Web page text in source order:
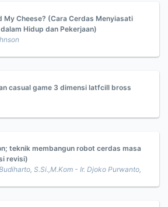
My Cheese? (Cara Cerdas Menyiasati
Hidup dan Pekerjaan)
casual game 3 dimensi latfcill bross
teknik membangun robot cerdas masa
revisi)
S.Si.,M.Kom - Ir. Djoko Purwanto,